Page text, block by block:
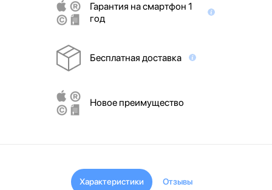
Гарантия на смартфон 1
год
Бесплатная доставка
Новое преимущество
Характеристики Отзывы